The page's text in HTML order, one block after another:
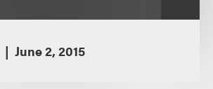
June 2, 2015